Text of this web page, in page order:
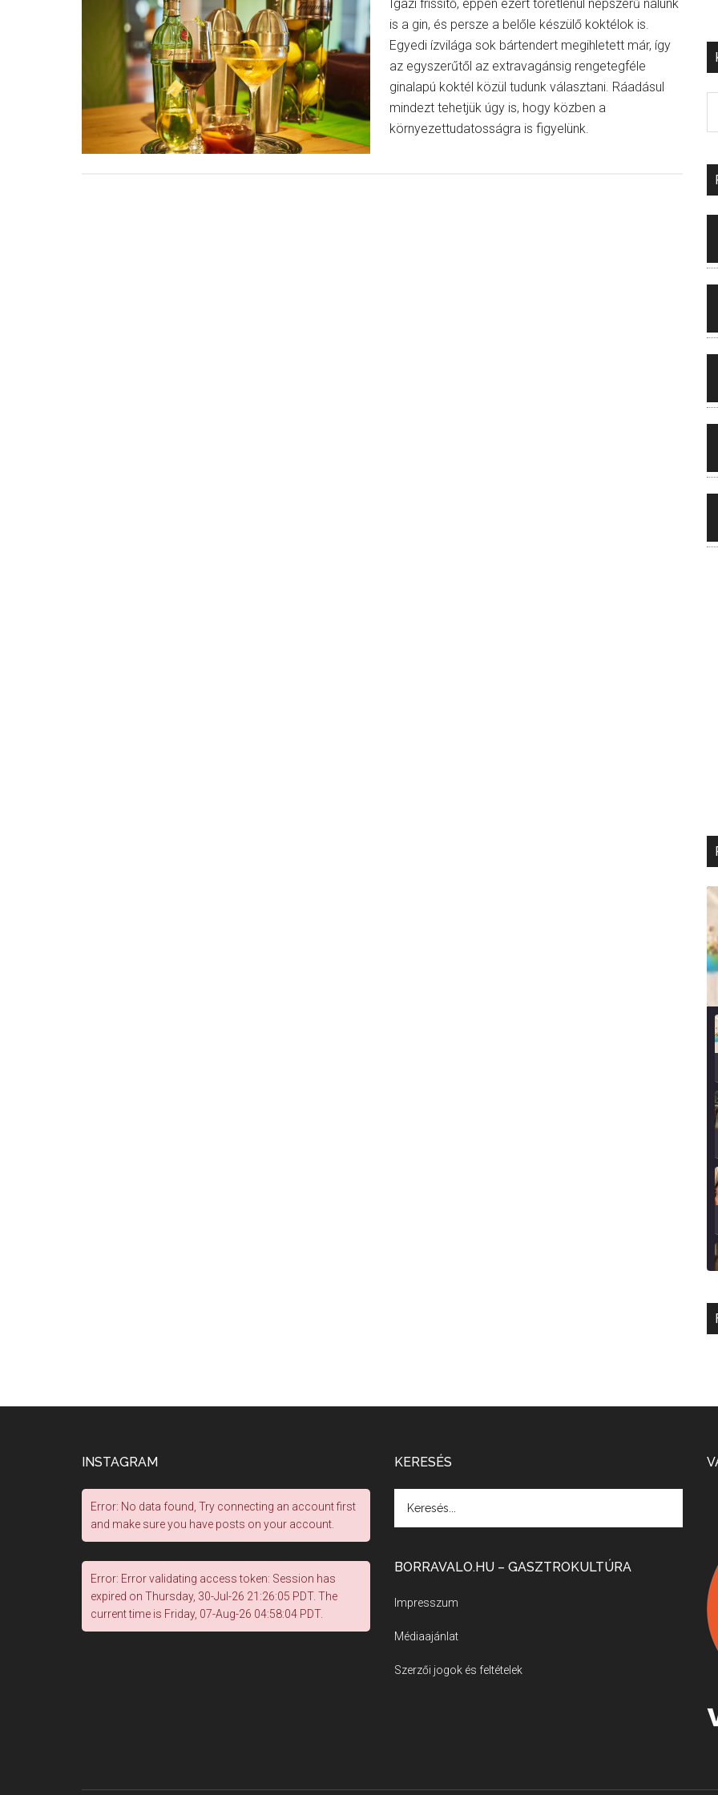
Igazi frissítő, éppen ezért töretlenül népszerű nálunk
is a gin, és persze a belőle készülő koktélok is.
Egyedi ízvilága sok bártendert megihletett már, így
az egyszerűtől az extravagánsig rengetegféle
ginalapú koktél közül tudunk választani. Ráadásul
mindezt tehetjük úgy is, hogy közben a
környezettudatosságra is figyelünk.
INSTAGRAM
Error: No data found, Try connecting an account first
and make sure you have posts on your account.
Error: Error validating access token: Session has
expired on Thursday, 30-Jul-26 21:26:05 PDT. The
current time is Friday, 07-Aug-26 04:58:04 PDT.
KERESÉS
BORRAVALO.HU – GASZTROKULTÚRA
Impresszum
Médiaajánlat
Szerzői jogok és feltételek